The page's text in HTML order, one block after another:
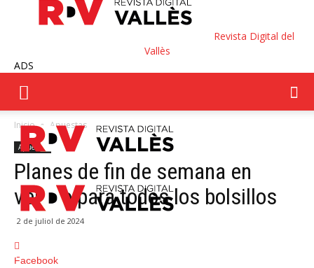
Revista Digital del
Vallès
ADS
Inicio Apuestas
Apuestas
Planes de fin de semana en
verano para todos los bolsillos
2 de juliol de 2024
Facebook